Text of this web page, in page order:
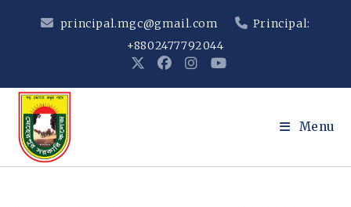
principal.mgc@gmail.com
Principal:
+8802477792044
Menu